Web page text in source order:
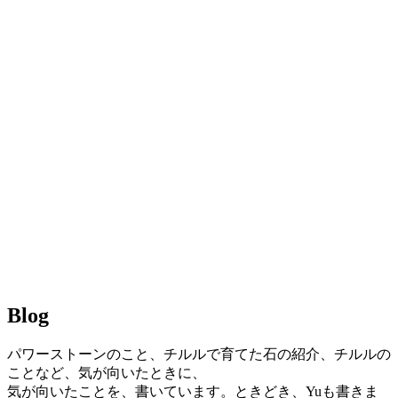
Blog
パワーストーンのこと、チルルで育てた石の紹介、チルルの
ことなど、気が向いたときに、
気が向いたことを、書いています。ときどき、Yuも書きま